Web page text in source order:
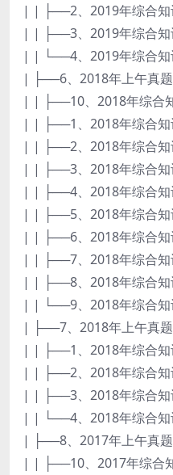
| | ├──2、2019年综合知
| | ├──3、2019年综合知
| | └──4、2019年综合知
| ├──6、2018年上午真
| | ├──10、2018年综合
| | ├──1、2018年综合知
| | ├──2、2018年综合知
| | ├──3、2018年综合知
| | ├──4、2018年综合知
| | ├──5、2018年综合知
| | ├──6、2018年综合知
| | ├──7、2018年综合知
| | ├──8、2018年综合知
| | └──9、2018年综合知
| ├──7、2018年上午真题
| | ├──1、2018年综合知
| | ├──2、2018年综合知
| | ├──3、2018年综合知
| | └──4、2018年综合知
| ├──8、2017年上午真
| | ├──10、2017年综合